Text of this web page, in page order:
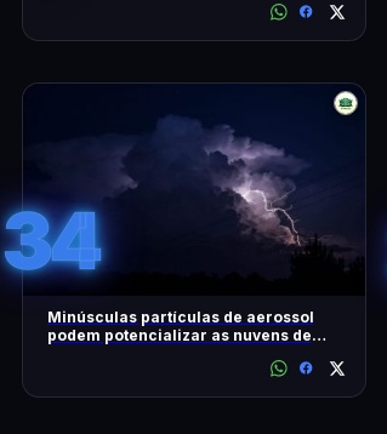
34
Minúsculas partículas de aerossol
podem potencializar as nuvens de